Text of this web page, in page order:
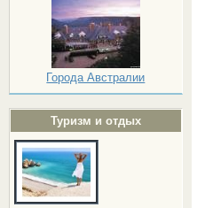
Города Австралии
Туризм и отдых